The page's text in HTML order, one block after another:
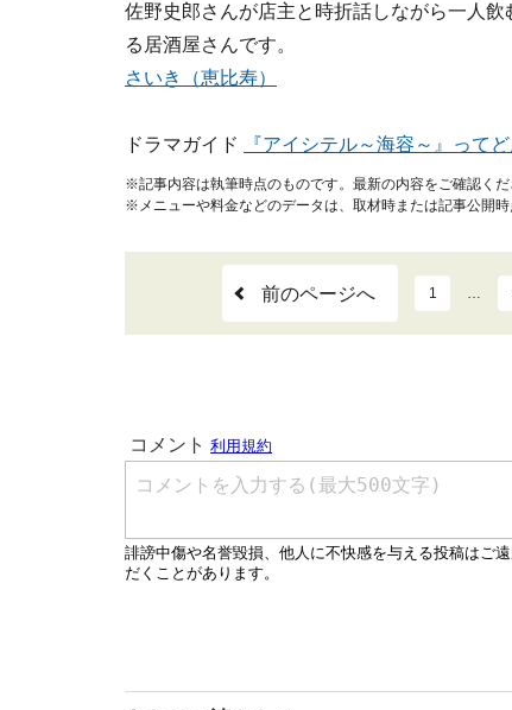
佐野史郎さんが店主と時折話しながら一人
る居酒屋さんです。
さいき（恵比寿）
ドラマガイド 『アイシテル～海容～』って
※記事内容は執筆時点のものです。最新の内容をご確認くだ
※メニューや料金などのデータは、取材時または記事公開時
前のページへ 1 …